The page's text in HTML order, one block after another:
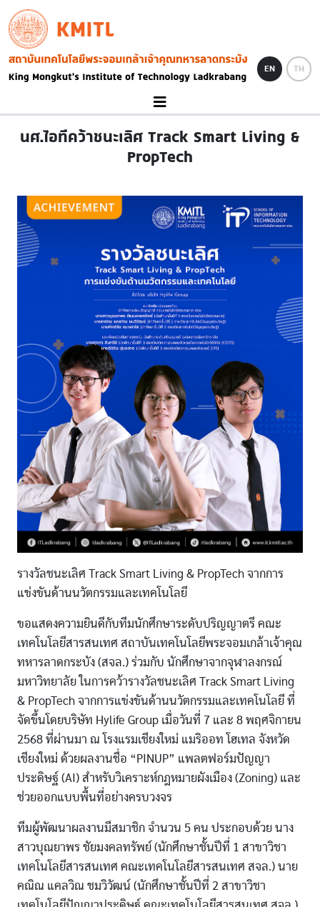
Skip to main content
KMITL
Image
EN TH
นศ.ไอทีคว้าชนะเลิศ Track Smart Living &
PropTech
รางวัลชนะเลิศ Track Smart Living & PropTech จากการ
แข่งขันด้านนวัตกรรมและเทคโนโลยี
ขอแสดงความยินดีกับทีมนักศึกษาระดับปริญญาตรี คณะ
เทคโนโลยีสารสนเทศ สถาบันเทคโนโลยีพระจอมเกล้าเจ้าคุณ
ทหารลาดกระบัง (สจล.) ร่วมกับ นักศึกษาจากจุฬาลงกรณ์
มหาวิทยาลัย ในการคว้ารางวัลชนะเลิศ Track Smart Living
& PropTech จากการแข่งขันด้านนวัตกรรมและเทคโนโลยี ที่
จัดขึ้นโดยบริษัท Hylife Group เมื่อวันที่ 7 และ 8 พฤศจิกายน
2568 ที่ผ่านมา ณ โรงแรมเชียงใหม่ แมริออท โฮเทล จังหวัด
เชียงใหม่ ด้วยผลงานชื่อ “PINUP” แพลตฟอร์มปัญญา
ประดิษฐ์ (AI) สำหรับวิเคราะห์กฎหมายผังเมือง (Zoning) และ
ช่วยออกแบบพื้นที่อย่างครบวงจร
ทีมผู้พัฒนาผลงานมีสมาชิก จำนวน 5 คน ประกอบด้วย นาง
สาวบุณยาพร ชัยมงคลทรัพย์ (นักศึกษาชั้นปีที่ 1 สาขาวิชา
เทคโนโลยีสารสนเทศ คณะเทคโนโลยีสารสนเทศ สจล.) นาย
คณิณ แคลวิณ ชมวิวัฒน์ (นักศึกษาชั้นปีที่ 2 สาขาวิชา